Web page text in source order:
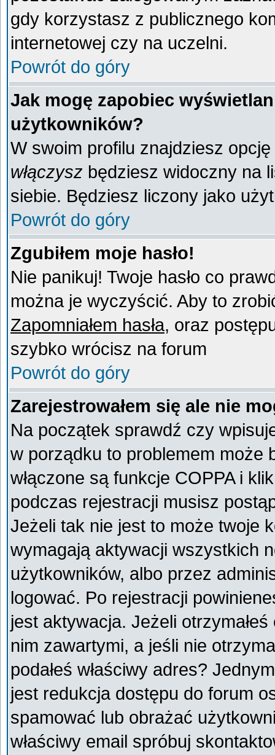
gdy korzystasz z publicznego
internetowej czy na uczelni.
Powrót do góry
Jak mogę zapobiec
użytkowników?
W swoim profilu znajdziesz opcję
włączysz będziesz widoczny na
siebie. Będziesz liczony jako
Powrót do góry
Zgubiłem moje hasło!
Nie panikuj! Twoje hasło co
można je wyczyścić. Aby to
Zapomniałem hasła, oraz
szybko wrócisz na forum
Powrót do góry
Zarejestrowałem się ale nie
Na początek sprawdź czy
w porządku to problemem może
włączone są funkcje COPPA i
podczas rejestracji musisz
Jeżeli tak nie jest to może twoje
wymagają aktywacji wszystkich
użytkowników, albo przez
logować. Po rejestracji
jest aktywacja. Jeżeli
nim zawartymi, a jeśli nie
podałeś właściwy adres?
jest redukcja dostępu do forum
spamować lub obrażać
właściwy email spróbuj